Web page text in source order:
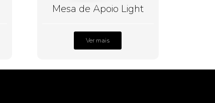
Mesa de Apoio Light
Ver mais